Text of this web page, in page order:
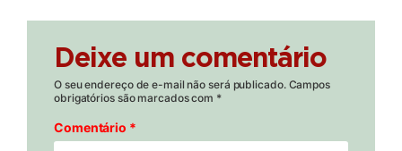
Deixe um comentário
O seu endereço de e-mail não será publicado. Campos
obrigatórios são marcados com *
Comentário *